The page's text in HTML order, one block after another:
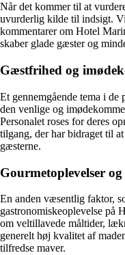
Når det kommer til at
uvurderlig kilde til indsigt.
kommentarer om Hotel
skaber glade gæster og
Gæstfrihed og
Et gennemgående tema i
den venlige og
Personalet roses for deres
tilgang, der har bidraget til
gæsterne.
Gourmetoplevelser
En anden væsentlig faktor,
gastronomiskeoplevelse på
om veltillavede måltider,
generelt høj kvalitet af
tilfredse maver.